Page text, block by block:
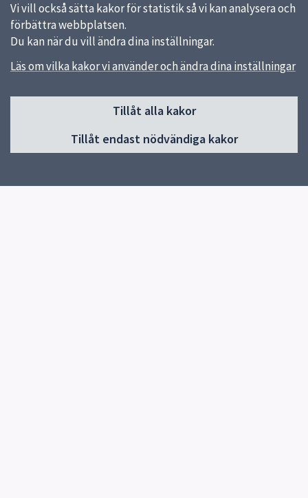
Vi vill också sätta kakor för statistik så vi kan analysera och
förbättra webbplatsen.
Du kan när du vill ändra dina inställningar.
Läs om vilka kakor vi använder och ändra dina inställningar
Tillåt alla kakor
Tillåt endast nödvändiga kakor
Sidfot
Inledning och innehåll